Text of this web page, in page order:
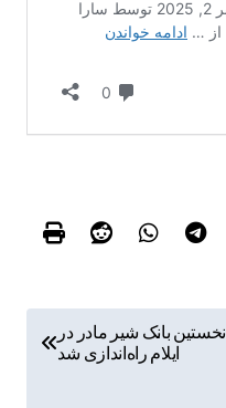
نخستین بانک شیر مادر در
ایلام راه‌اندازی شد